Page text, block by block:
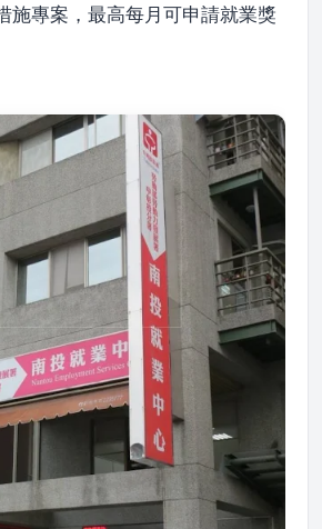
施專案，最高每月可申請就業獎